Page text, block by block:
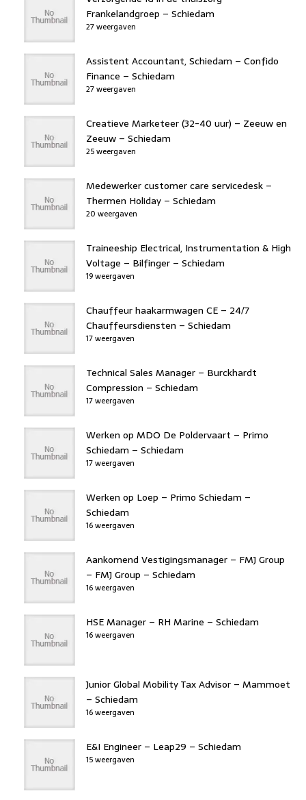
Frankelandgroep – Schiedam
27 weergaven
Assistent Accountant, Schiedam – Confido
Finance – Schiedam
27 weergaven
Creatieve Marketeer (32-40 uur) – Zeeuw en
Zeeuw – Schiedam
25 weergaven
Medewerker customer care servicedesk –
Thermen Holiday – Schiedam
20 weergaven
Traineeship Electrical, Instrumentation & High
Voltage – Bilfinger – Schiedam
19 weergaven
Chauffeur haakarmwagen CE – 24/7
Chauffeursdiensten – Schiedam
17 weergaven
Technical Sales Manager – Burckhardt
Compression – Schiedam
17 weergaven
Werken op MDO De Poldervaart – Primo
Schiedam – Schiedam
17 weergaven
Werken op Loep – Primo Schiedam –
Schiedam
16 weergaven
Aankomend Vestigingsmanager – FMJ Group
– FMJ Group – Schiedam
16 weergaven
HSE Manager – RH Marine – Schiedam
16 weergaven
Junior Global Mobility Tax Advisor – Mammoet
– Schiedam
16 weergaven
E&I Engineer – Leap29 – Schiedam
15 weergaven